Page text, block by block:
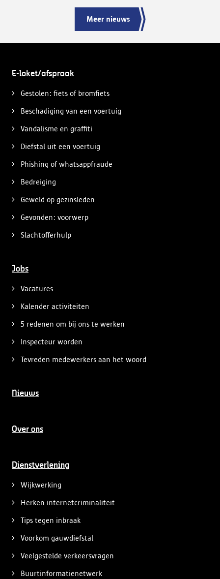
Meer nieuws
E-loket/afspraak
Gestolen: fiets of bromfiets
Beschadiging van een voertuig
Vandalisme en graffiti
Diefstal uit een voertuig
Phishing of whatsappfraude
Bedreiging
Geweld op gezinsleden
Gevonden: voorwerp
Slachtofferhulp
Jobs
Vacatures
Kalender activiteiten
5 redenen om bij ons te werken
Inspecteur worden
Tevreden medewerkers aan het woord
Nieuws
Over ons
Dienstverlening
Wijkwerking
Herken internetcriminaliteit
Tips tegen inbraak
Voorkom gauwdiefstal
Veelgestelde verkeersvragen
Buurtinformatienetwerk